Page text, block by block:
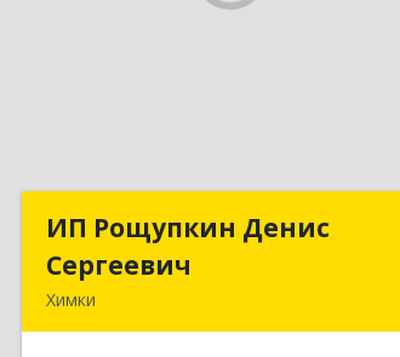
ИП Рощупкин Денис
Сергеевич
Химки
ИП Рощупкин Денис